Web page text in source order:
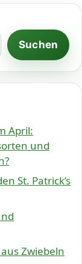
Suchen
April:
und
St. Patrick’s
Zwiebeln